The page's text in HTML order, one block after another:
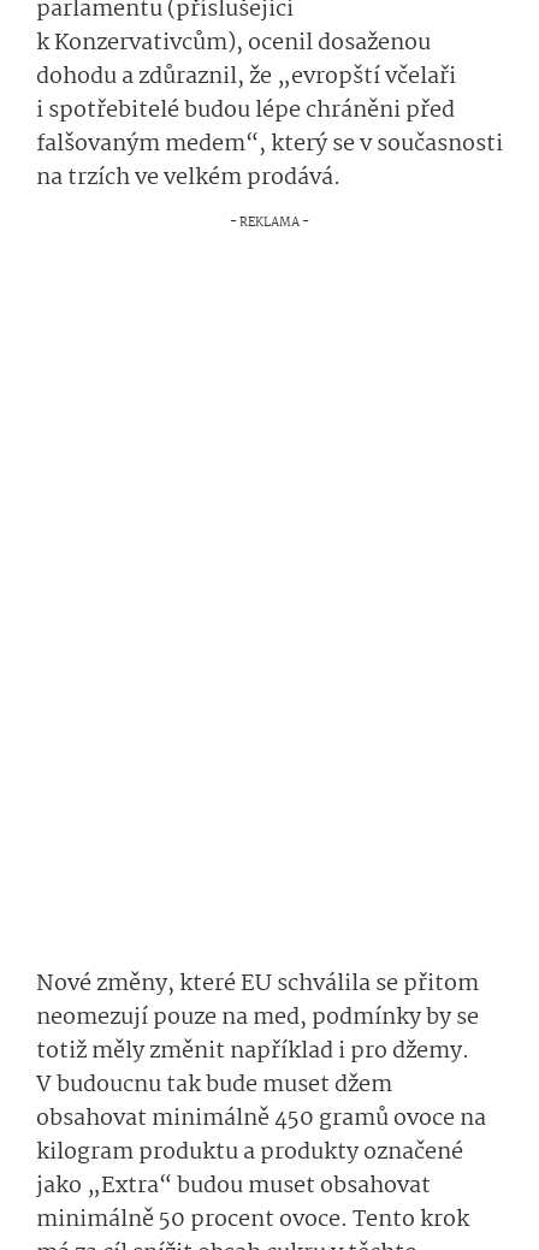
parlamentu (příslušející
k Konzervativcům), ocenil dosaženou
dohodu a zdůraznil, že „evropští včelaři
i spotřebitelé budou lépe chráněni před
falšovaným medem“, který se v současnosti
na trzích ve velkém prodává.
Nové změny, které EU schválila se přitom
neomezují pouze na med, podmínky by se
totiž měly změnit například i pro džemy.
V budoucnu tak bude muset džem
obsahovat minimálně 450 gramů ovoce na
kilogram produktu a produkty označené
jako „Extra“ budou muset obsahovat
minimálně 50 procent ovoce. Tento krok